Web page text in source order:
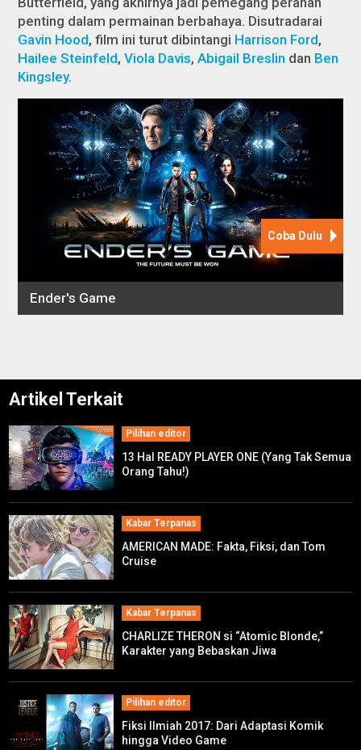
penting dalam permainan berbahaya. Disutradarai
Gavin Hood, film ini turut dibintangi Harrison Ford,
Hailee Steinfeld,Viola Davis,Abigail Breslin dan Ben
Kingsley.
Artikel Terkait
Pilihan editor
13 Hal READY PLAYER ONE (Yang Tak Semua
Orang Tahu!)
Kabar Terpanas
AMERICAN MADE: Fakta, Fiksi, dan Tom
Cruise
Kabar Terpanas
CHARLIZE THERON si “Atomic Blonde,”
Karakter yang Bebaskan Jiwa
Pilihan editor
Fiksi Ilmiah 2017: Dari Adaptasi Komik
hingga Video Game